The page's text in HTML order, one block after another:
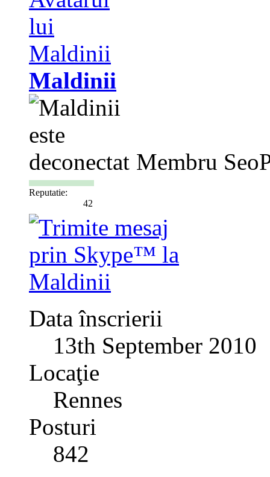
Maldinii
Membru
Reputatie:
42
Data înscrierii
13th September 2010
Locaţie
Rennes
Posturi
842